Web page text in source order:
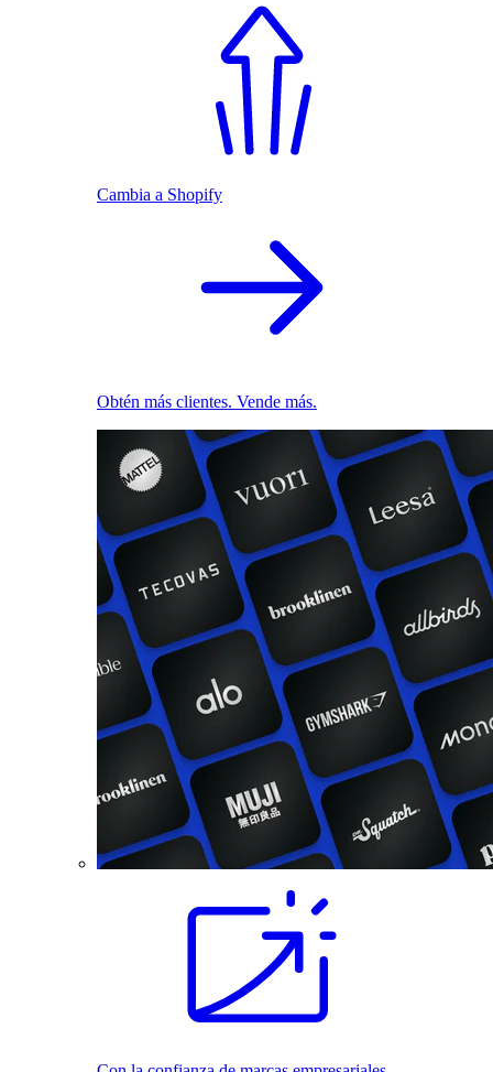
Cambia a Shopify
Obtén más clientes. Vende más.